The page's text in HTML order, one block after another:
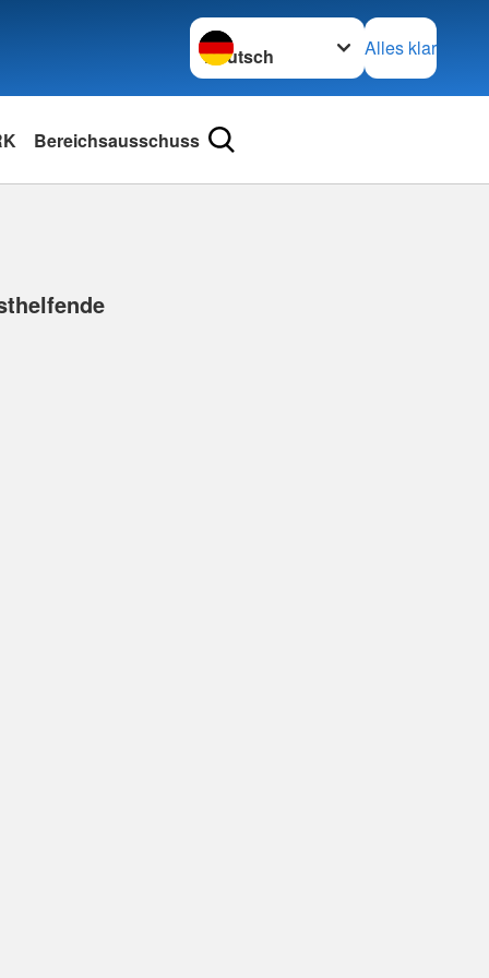
Sprache wechseln zu
Alles klar
Bereichsausschuss